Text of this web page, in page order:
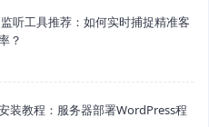
听工具推荐：如何实时捕捉精准客
？
装教程：服务器部署WordPress程